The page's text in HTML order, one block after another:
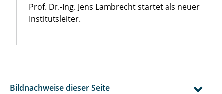
Prof. Dr.-Ing. Jens Lambrecht startet als neuer
Institutsleiter.
Bildnachweise dieser Seite